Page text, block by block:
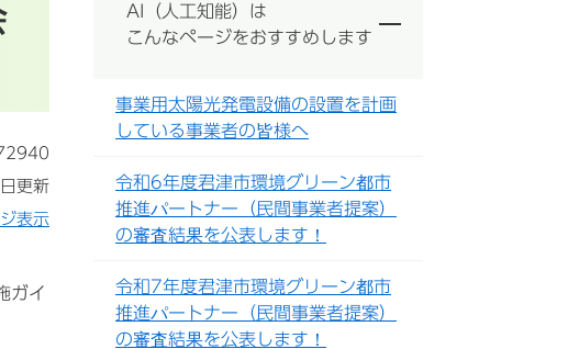
更新
表示
ガイ
AI（人工知能）は
こんなページをおすすめします
事業用太陽光発電設備の設置を計画
している事業者の皆様へ
令和6年度君津市環境グリーン都市
推進パートナー（民間事業者提案）
の審査結果を公表します！
令和7年度君津市環境グリーン都市
推進パートナー（民間事業者提案）
の審査結果を公表します！